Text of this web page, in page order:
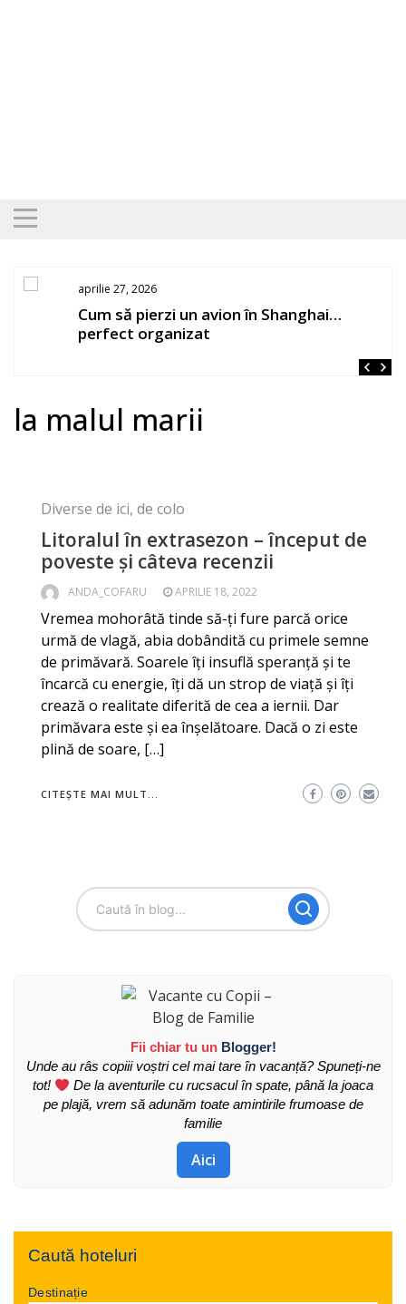
aprilie 27, 2026
Cum să pierzi un avion în Shanghai…
perfect organizat
la malul marii
Diverse de ici, de colo
Litoralul în extrasezon – început de
poveste și câteva recenzii
ANDA_COFARU APRILIE 18, 2022
Vremea mohorâtă tinde să-ți fure parcă orice
urmă de vlagă, abia dobândită cu primele semne
de primăvară. Soarele îți insuflă speranță și te
încarcă cu energie, îți dă un strop de viață și îți
crează o realitate diferită de cea a iernii. Dar
primăvara este și ea înșelătoare. Dacă o zi este
plină de soare, […]
CITEȘTE MAI MULT...
Fii chiar tu un Blogger!
Unde au râs copiii voștri cel mai tare în vacanță? Spuneți-ne
tot!
De la aventurile cu rucsacul în spate, până la joaca
pe plajă, vrem să adunăm toate amintirile frumoase de
familie
Aici
Caută hoteluri
Destinație